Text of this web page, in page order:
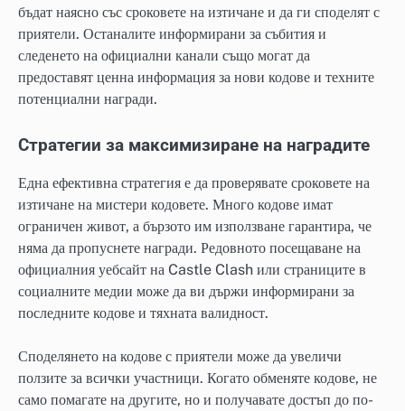
бъдат наясно със сроковете на изтичане и да ги споделят с
приятели. Останалите информирани за събития и
следенето на официални канали също могат да
предоставят ценна информация за нови кодове и техните
потенциални награди.
Стратегии за максимизиране на наградите
Една ефективна стратегия е да проверявате сроковете на
изтичане на мистери кодовете. Много кодове имат
ограничен живот, а бързото им използване гарантира, че
няма да пропуснете награди. Редовното посещаване на
официалния уебсайт на Castle Clash или страниците в
социалните медии може да ви държи информирани за
последните кодове и тяхната валидност.
Споделянето на кодове с приятели може да увеличи
ползите за всички участници. Когато обменяте кодове, не
само помагате на другите, но и получавате достъп до по-